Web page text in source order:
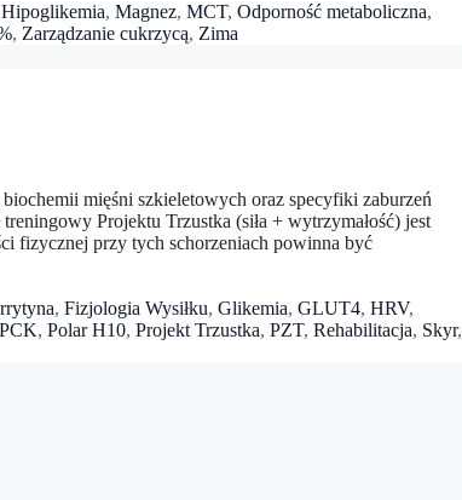
Hipoglikemia, Magnez, MCT, Odporność metaboliczna,
, Zarządzanie cukrzycą, Zima
mięśni szkieletowych oraz specyfiki zaburzeń
Projektu Trzustka (siła + wytrzymałość) jest
fizycznej przy tych schorzeniach powinna być
, Fizjologia Wysiłku, Glikemia, GLUT4, HRV,
, Polar H10, Projekt Trzustka, PZT, Rehabilitacja, Skyr,